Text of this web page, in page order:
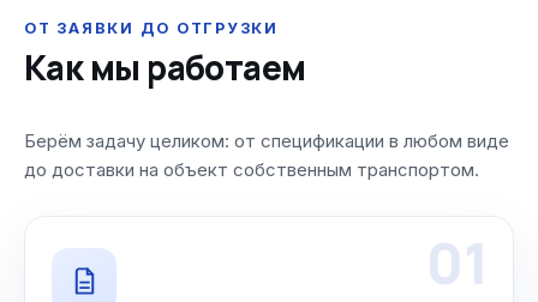
ОТ ЗАЯВКИ ДО ОТГРУЗКИ
Как мы работаем
Берём задачу целиком: от спецификации в любом виде
до доставки на объект собственным транспортом.
01